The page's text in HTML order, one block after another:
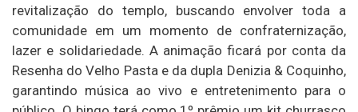
revitalização do templo, buscando envolver toda a
comunidade em um momento de confraternização,
lazer e solidariedade. A animação ficará por conta da
Resenha do Velho Pasta e da dupla Denizia & Coquinho,
garantindo música ao vivo e entretenimento para o